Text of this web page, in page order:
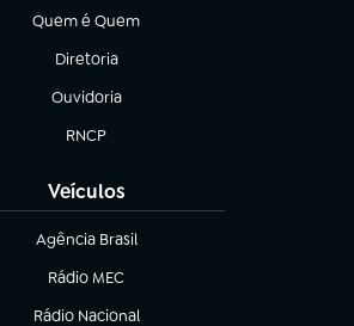
Quem é Quem
(abre em nova aba)
Diretoria
(abre em nova aba)
Ouvidoria
(abre em nova aba)
RNCP
(abre em nova aba)
Veículos
Agência Brasil
(abre em nova aba)
Rádio MEC
Rádio Nacional